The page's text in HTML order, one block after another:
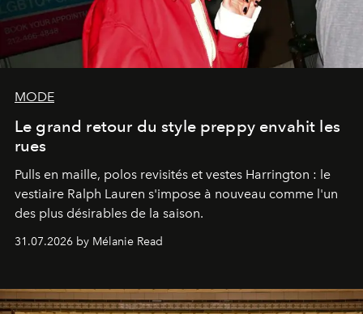
MODE
Le grand retour du style preppy envahit les
rues
Pulls en maille, polos revisités et vestes Harrington : le
vestiaire Ralph Lauren s'impose à nouveau comme l'un
des plus désirables de la saison.
31.07.2026 by Mélanie Read